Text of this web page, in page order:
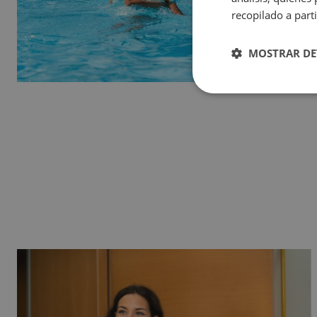
Magic Natura Animal & Waterpark Polynesian Lodge Resort
Magic Rock Gardens Hotel
Hotel Villa España
Villa Venecia Hotel Boutique
Hotel Villa del Mar
recopilado a
MOSTRAR